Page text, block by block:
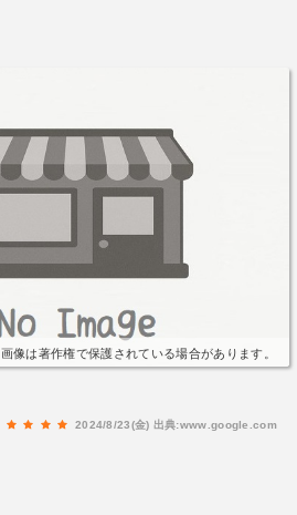
画像は著作権で保護されている場合があります。
2024/8/23(金) 出典:www.google.com